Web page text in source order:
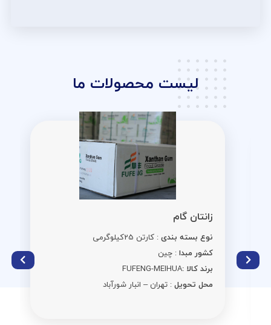
لیست محصولات ما
زانتان گام
نوع بسته بندی: کارتن 25کیلوگرمی
کشور مبدا: چین
برند کالا :FUFENG-MEIHUA
محل تحویل: تهران – انبار شورآباد